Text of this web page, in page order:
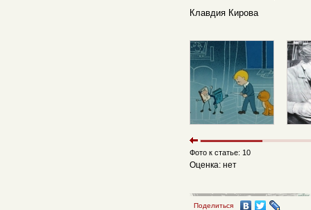
Клавдия Кирова
Фото к статье: 10
Оценка: нет
Поделиться